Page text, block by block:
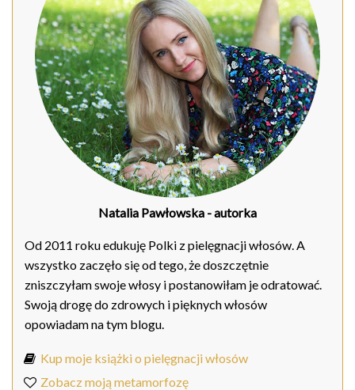
Natalia Pawłowska - autorka
Od 2011 roku edukuję Polki z pielęgnacji włosów. A
wszystko zaczęło się od tego, że doszczętnie
zniszczyłam swoje włosy i postanowiłam je odratować.
Swoją drogę do zdrowych i pięknych włosów
opowiadam na tym blogu.
Kup moje książki o pielęgnacji włosów
Zobacz moją metamorfozę